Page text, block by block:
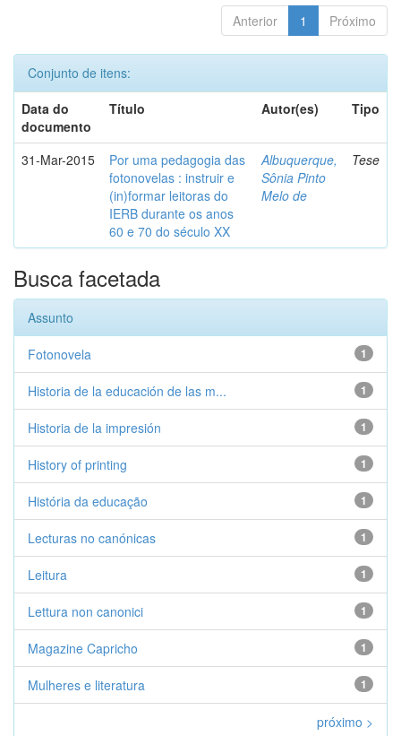
Anterior 1 Próximo
Conjunto de itens:
Data do
documento
Título Autor(es) Tipo
31-Mar-2015
Por uma pedagogia das
fotonovelas : instruir e
(in)formar leitoras do
IERB durante os anos
60 e 70 do século XX
Albuquerque,
Sônia Pinto
Melo de
Tese
Busca facetada
Assunto
1
Fotonovela
1
Historia de la educación de las m...
1
Historia de la impresión
1
History of printing
1
História da educação
1
Lecturas no canónicas
1
Leitura
1
Lettura non canonici
1
Magazine Capricho
1
Mulheres e literatura
próximo >